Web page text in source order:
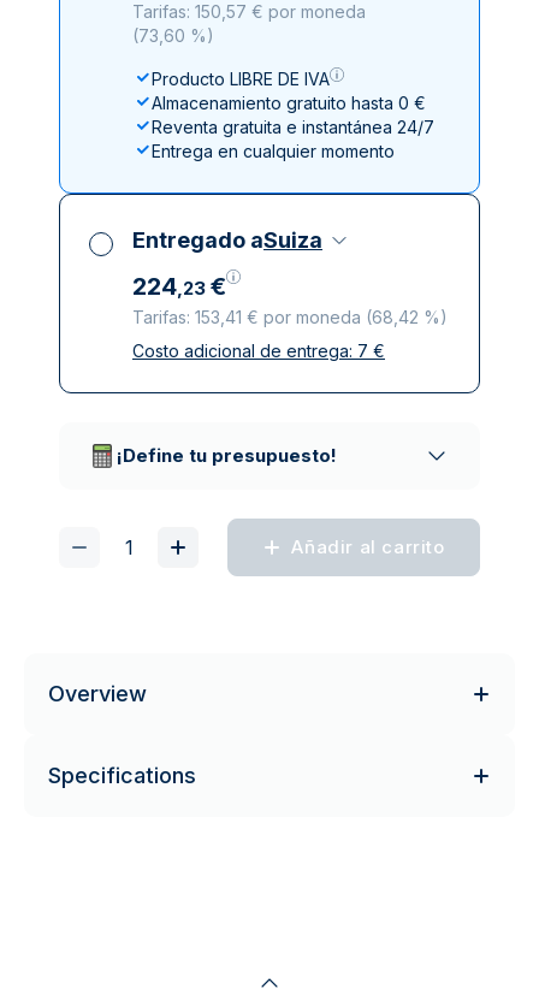
Tarifas: 150,57 € por moneda
(73,60 %)
Producto LIBRE DE IVA
Almacenamiento gratuito hasta 0 €
Reventa gratuita e instantánea 24/7
Entrega en cualquier momento
Entregado aSuiza
224,23 €
Tarifas: 153,41 € por moneda (68,42 %)
Impuestos incluidos
Costo adicional de entrega: 7 €
¡Define tu presupuesto!
Añadir al carrito
Overview
Specifications